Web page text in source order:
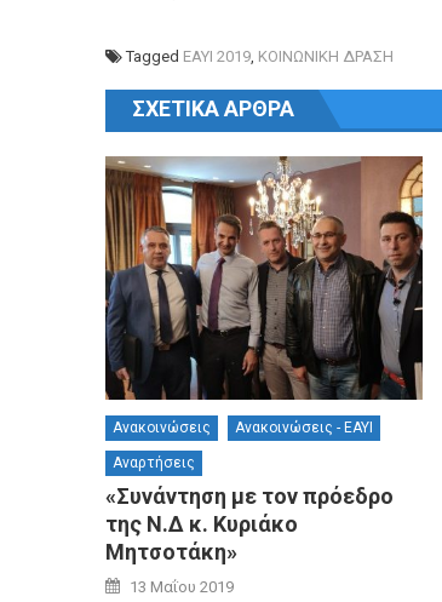
Tagged ΕΑΥΙ 2019, ΚΟΙΝΩΝΙΚΗ ΔΡΑΣΗ
Πλοήγηση άρθρων
ΣΧΕΤΙΚΆ ΆΡΘΡΑ
Ανακοινώσεις Ανακοινώσεις - ΕΑΥΙ
Αναρτήσεις
«Συνάντηση με τον πρόεδρο
της Ν.Δ κ. Κυριάκο
Μητσοτάκη»
Posted on
13 Μαΐου 2019